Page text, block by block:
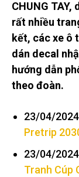
CHUNG
rất nhiều
kết, các xe ô
dán decal
hướng dẫn
theo đoàn.
23/04/2024
Pretrip
23/04/2024
Tranh Cúp